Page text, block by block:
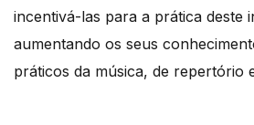
incentivá-las para a prática deste
aumentando os seus
práticos da música, de repertório